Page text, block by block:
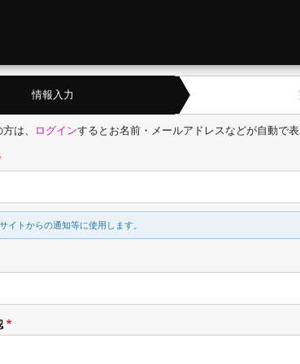
情報入力
は、 ログインするとお名前・メールアドレスなどが自動で表
イトからの通知等に使用します。